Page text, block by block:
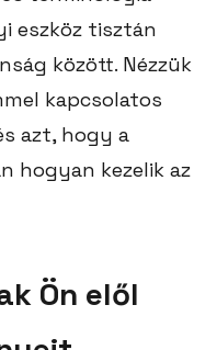
eszköz tisztán
között. Nézzük
kapcsolatos
azt, hogy a
hogyan kezelik az
Ön elől